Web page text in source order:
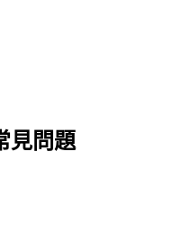
見問題